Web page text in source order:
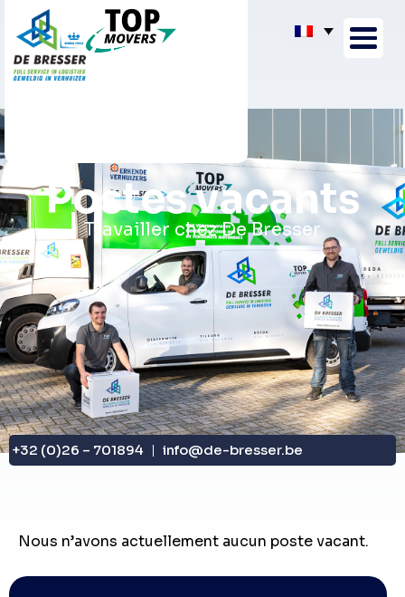
Postes vacants
Travailler chez De Bresser
+32 (0)26 – 701894 info@de-bresser.be
Nous n’avons actuellement aucun poste vacant.